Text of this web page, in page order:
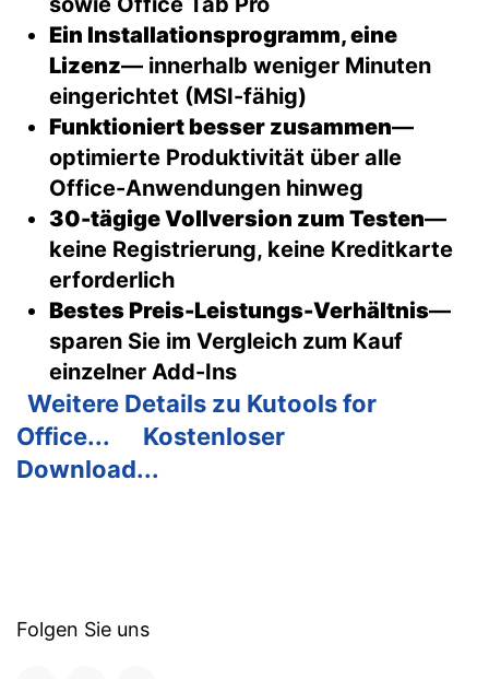
Ein Installationsprogramm, eine
Lizenz— innerhalb weniger Minuten
eingerichtet (MSI-fähig)
Funktioniert besser zusammen—
optimierte Produktivität über alle
Office-Anwendungen hinweg
30-tägige Vollversion zum Testen—
keine Registrierung, keine Kreditkarte
erforderlich
Bestes Preis-Leistungs-Verhältnis—
sparen Sie im Vergleich zum Kauf
einzelner Add-Ins
Weitere Details zu Kutools for
Office...
Kostenloser
Download...
Folgen Sie uns